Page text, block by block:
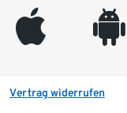
appleinc android
Vertrag widerrufen